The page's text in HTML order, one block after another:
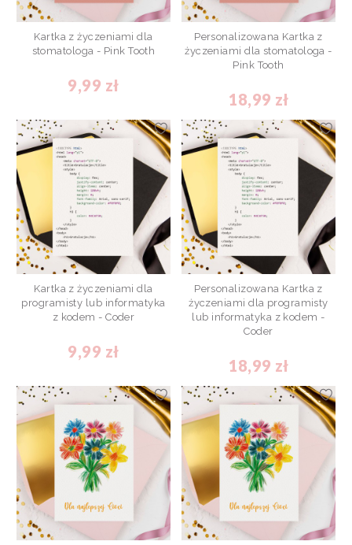
Kartka z życzeniami dla
stomatologa - Pink Tooth
9,99 zł
Personalizowana Kartka z
życzeniami dla stomatologa -
Pink Tooth
18,99 zł
Kartka z życzeniami dla
programisty lub informatyka
z kodem - Coder
9,99 zł
Personalizowana Kartka z
życzeniami dla programisty
lub informatyka z kodem -
Coder
18,99 zł